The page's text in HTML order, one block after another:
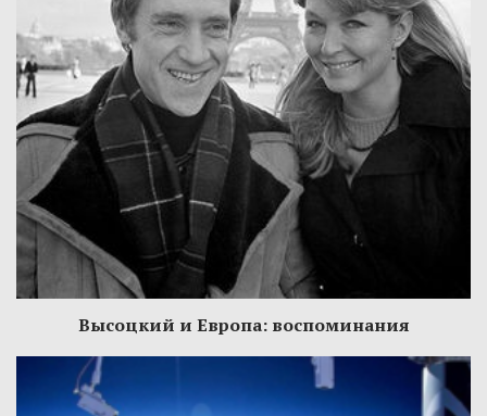
Высоцкий и Европа: воспоминания